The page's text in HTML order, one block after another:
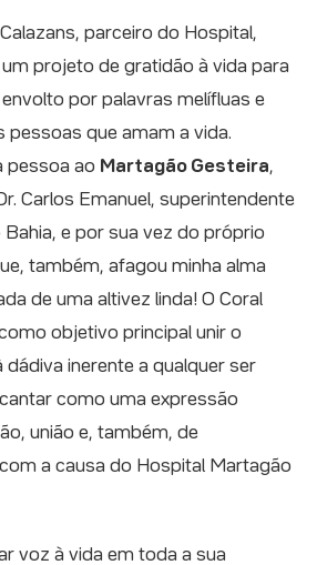
parceiro do Hospital,
projeto de gratidão à vida para
envolto por palavras melífluas e
pessoas que amam a vida.
pessoa ao Martagão Gesteira,
Carlos Emanuel, superintendente
Bahia, e por sua vez do próprio
também, afagou minha alma
de uma altivez linda! O Coral
objetivo principal unir o
inerente a qualquer ser
como uma expressão
união e, também, de
a causa do Hospital Martagão
voz à vida em toda a sua